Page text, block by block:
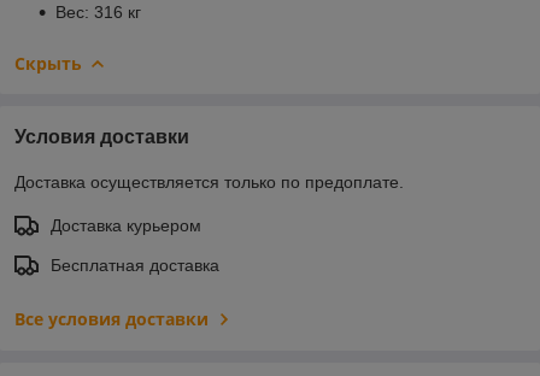
Вес: 316 кг
Скрыть
Условия доставки
Доставка осуществляется только по предоплате.
Доставка курьером
Бесплатная доставка
Все условия доставки